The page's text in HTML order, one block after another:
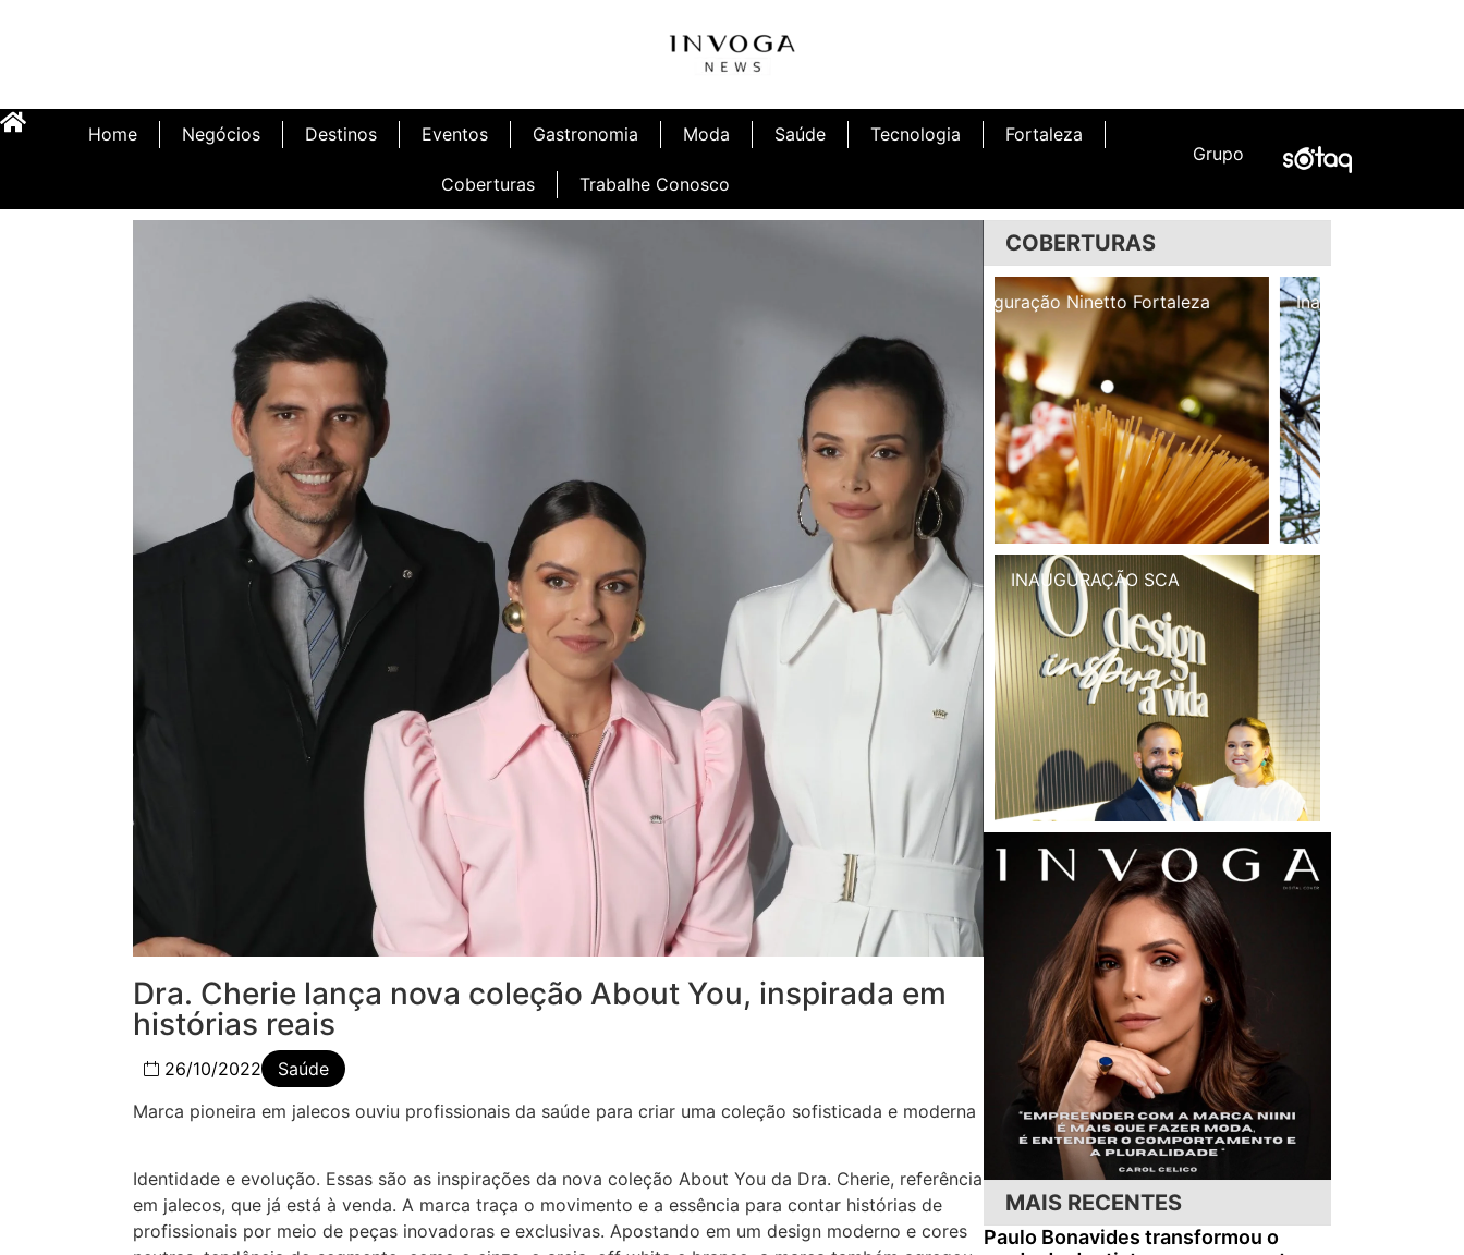
Home Negócios Destinos Eventos Gastronomia Moda Saúde Tecnologia Fortaleza
Coberturas Trabalhe Conosco
Grupo
Dra. Cherie lança nova coleção About You, inspirada em
histórias reais
26/10/2022
Saúde
Marca pioneira em jalecos ouviu profissionais da saúde para criar uma coleção sofisticada e moderna
Identidade e evolução. Essas são as inspirações da nova coleção About You da Dra. Cherie, referência
em jalecos, que já está à venda. A marca traça o movimento e a essência para contar histórias de
profissionais por meio de peças inovadoras e exclusivas. Apostando em um design moderno e cores
COBERTURAS
Inauguração Illa Café Inauguração Illa Café
INAUGURAÇÃO SCA
MAIS RECENTES
Paulo Bonavides transformou o